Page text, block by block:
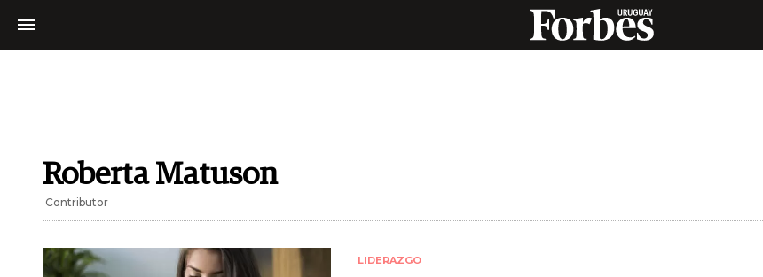
Roberta Matuson
Contributor
LIDERAZGO